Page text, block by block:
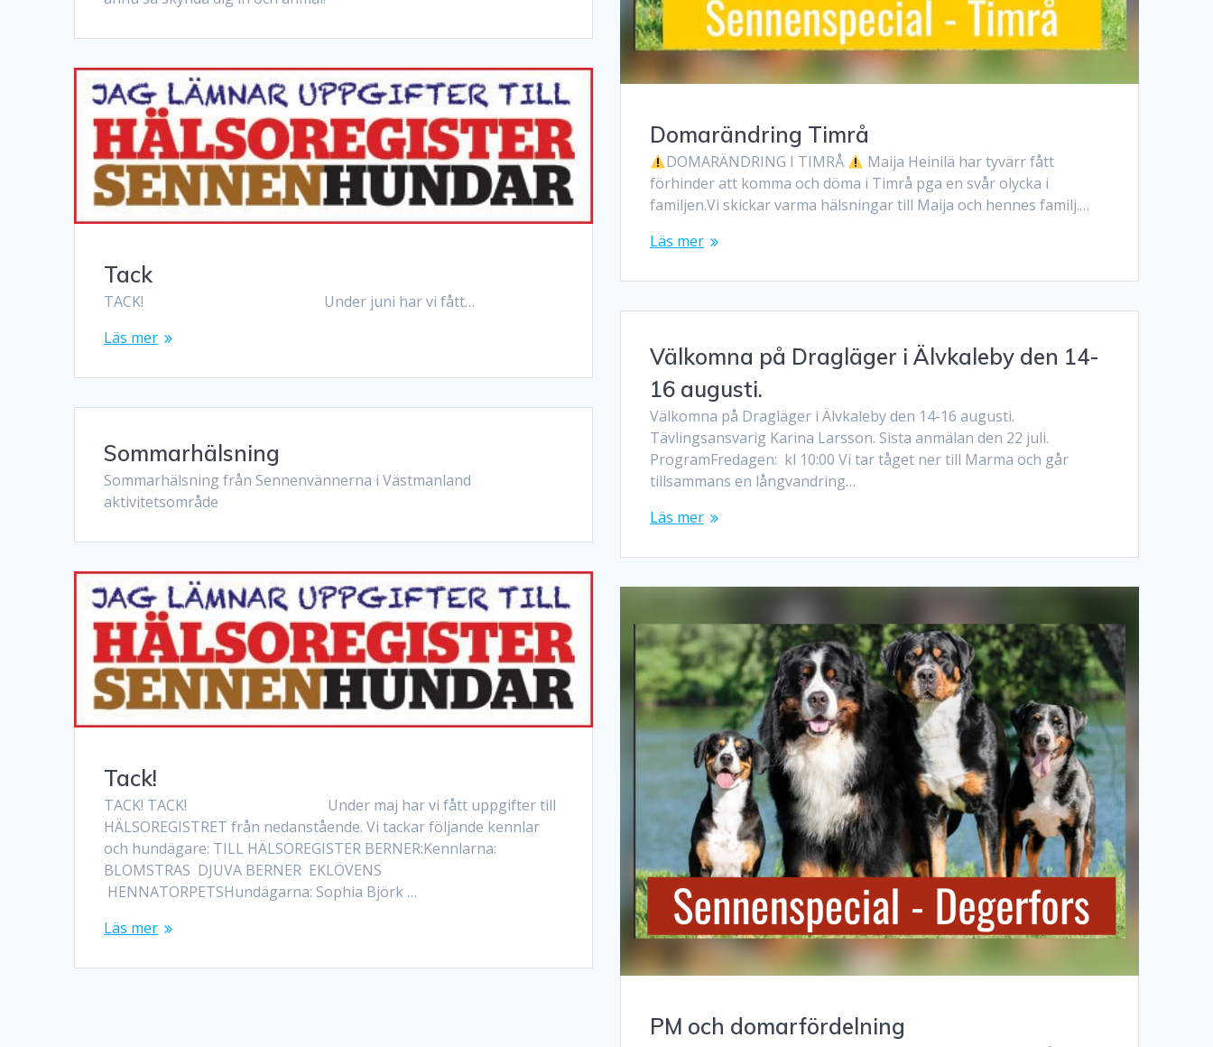
Domarändring Timrå
DOMARÄNDRING I TIMRÅ
Maija Heinilä har tyvärr fått
förhinder att komma och döma i Timrå pga en svår olycka i
familjen.Vi skickar varma hälsningar till Maija och hennes familj.…
Läs mer
Tack
TACK! Under juni har vi fått…
Läs mer
Välkomna på Dragläger i Älvkaleby den 14-
16 augusti.
Välkomna på Dragläger i Älvkaleby den 14-16 augusti.
Tävlingsansvarig Karina Larsson. Sista anmälan den 22 juli.
ProgramFredagen: kl 10:00 Vi tar tåget ner till Marma och går
tillsammans en långvandring…
Läs mer
Sommarhälsning
Sommarhälsning från Sennenvännerna i Västmanland
aktivitetsområde
Tack!
TACK! TACK! Under maj har vi fått uppgifter till
HÄLSOREGISTRET från nedanstående. Vi tackar följande kennlar
och hundägare: TILL HÄLSOREGISTER BERNER:Kennlarna:
BLOMSTRAS DJUVA BERNER EKLÖVENS
HENNATORPETSHundägarna: Sophia Björk …
Läs mer
PM och domarfördelning